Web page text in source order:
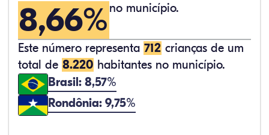
8,66% no município.
Este número representa 712 crianças de um
total de 8.220 habitantes no município.
Brasil: 8,57%
Rondônia: 9,75%